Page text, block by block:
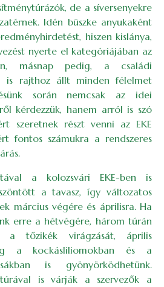
de a síversenyekre
Idén büszke anyukaként
hiszen kislánya,
nyerte el kategóriájában az
másnap pedig, a családi
is rajthoz állt minden félelmet
során nemcsak az idei
kérdezzük, hanem arról is szó
szeretnek részt venni az EKE
fontos számukra a rendszeres
a kolozsvári EKE-ben is
a tavasz, így változatos
március végére és áprilisra. Ha
erre a hétvégére, három túrán
a tőzikék virágzását, április
a kockásliliomokban és a
is gyönyörködhetünk.
is várják a szervezők a